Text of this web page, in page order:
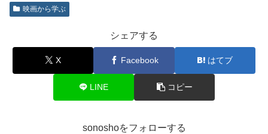
映画から学ぶ
シェアする
X Facebook はてブ
LINE コピー
sonoshoをフォローする